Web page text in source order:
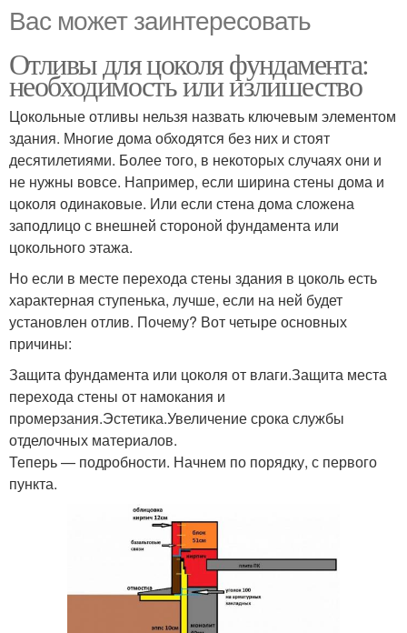
Вас может заинтересовать
Отливы для цоколя фундамента:
необходимость или излишество
Цокольные отливы нельзя назвать ключевым элементом
здания. Многие дома обходятся без них и стоят
десятилетиями. Более того, в некоторых случаях они и
не нужны вовсе. Например, если ширина стены дома и
цоколя одинаковые. Или если стена дома сложена
заподлицо с внешней стороной фундамента или
цокольного этажа.
Но если в месте перехода стены здания в цоколь есть
характерная ступенька, лучше, если на ней будет
установлен отлив. Почему? Вот четыре основных
причины:
Защита фундамента или цоколя от влаги.Защита места
перехода стены от намокания и
промерзания.Эстетика.Увеличение срока службы
отделочных материалов.
Теперь — подробности. Начнем по порядку, с первого
пункта.